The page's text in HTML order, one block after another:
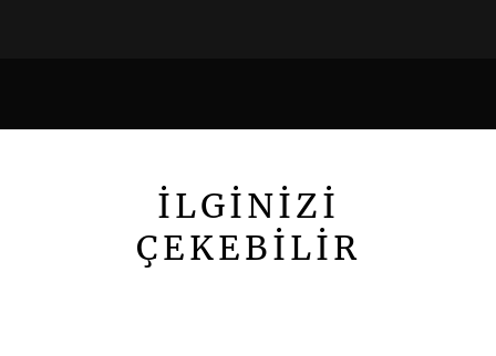
İLGİNİZİ
ÇEKEBİLİR